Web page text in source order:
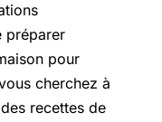
préparer
pour
cherchez à
recettes de